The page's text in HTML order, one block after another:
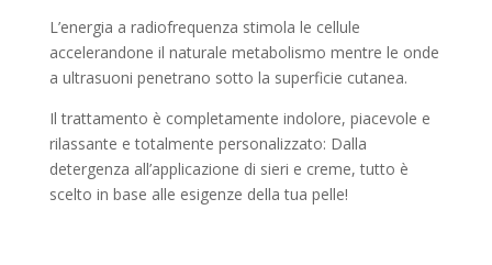
L’energia a radiofrequenza stimola le cellule
accelerandone il naturale metabolismo mentre le onde
a ultrasuoni penetrano sotto la superficie cutanea.
Il trattamento è completamente indolore, piacevole e
rilassante e totalmente personalizzato: Dalla
detergenza all’applicazione di sieri e creme, tutto è
scelto in base alle esigenze della tua pelle!